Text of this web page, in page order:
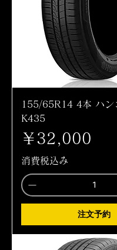
155/65R14 4本 ハン
K435
価格
￥32,000
消費税込み
注文予約